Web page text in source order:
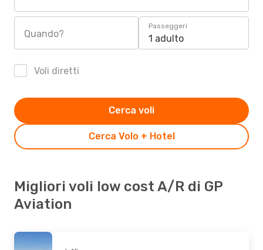
Quando?
Passeggeri
1 adulto
Voli diretti
Cerca Volo + Hotel
Cerca voli
Migliori voli low cost A/R di GP
Aviation